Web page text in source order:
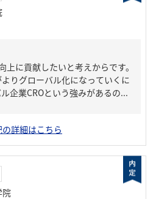
上に貢献したいと考えからです。
りグローバル化になっていくに
企業CROという強みがあるの...
詳細はこちら
院